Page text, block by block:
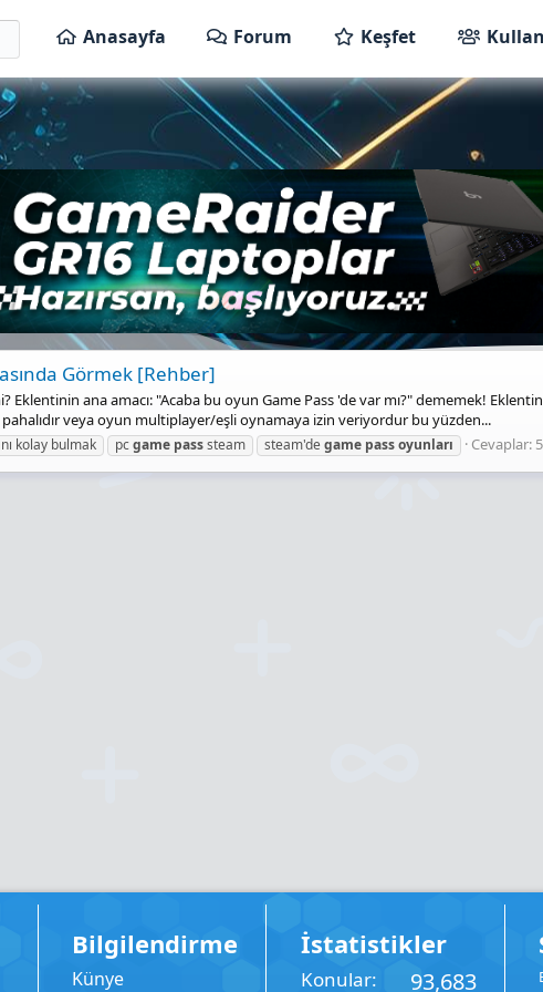
Anasayfa Forum Keşfet
Görmek [Rehber]
Eklentinin ana amacı: "Acaba bu oyun Game Pass 'de var mı?" dememek!
veya oyun multiplayer/eşli oynamaya izin veriyordur bu yüzden...
nı kolay bulmak pcgame passsteam steam'degame passoyunları Cevaplar: 5
Bilgilendirme
Künye
İstatistikler
Konular 93,683